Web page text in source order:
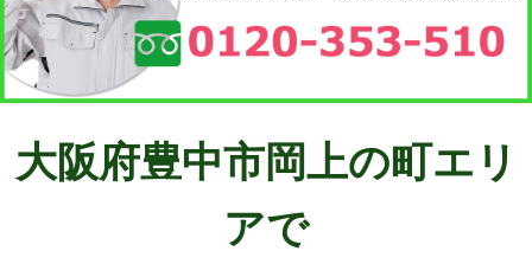
大阪府豊中市岡上の町エリ
アで